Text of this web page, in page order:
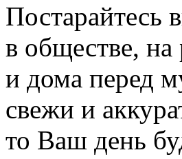
Постарайтесь
в обществе, на
и дома перед
свежи и
то Ваш день